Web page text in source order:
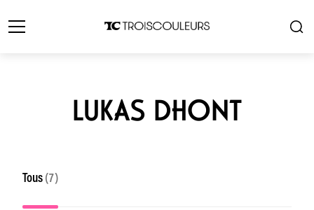
LUKAS DHONT
Tous (7)